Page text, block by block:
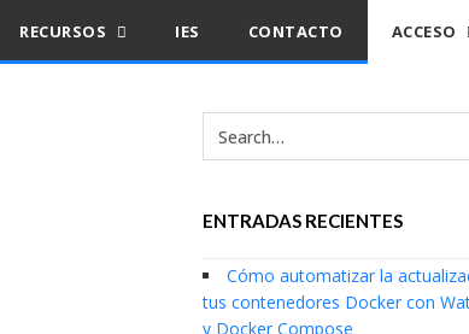
RECURSOS IES CONTACTO ACCESO
ENTRADAS RECIENTES
Cómo automatizar la
tus contenedores Docker con
y Docker Compose